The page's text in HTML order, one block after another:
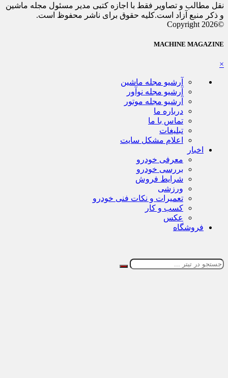
نقل مطالب و تصاویر فقط با اجازه کتبی مدیر مسئول مجله ماشین
و ذکر منبع آزاد است.کلیه حقوق برای ناشر محفوظ است.
©Copyright 2026
MACHINE MAGAZINE
×
آرشیو مجله ماشین
آرشیو مجله نوآور
آرشیو مجله موتور
درباره ما
تماس با ما
تبلیغات
اعلام مشکل سایت
اخبار
معرفی خودرو
بررسی خودرو
شرایط فروش
ورزشی
تعمیرات و نکات فنی خودرو
کسب و کار
عکس
فروشگاه